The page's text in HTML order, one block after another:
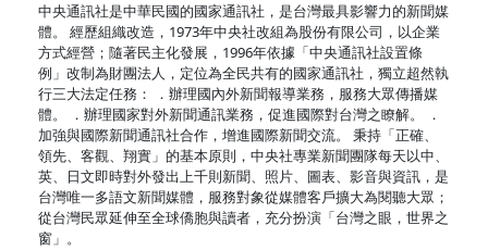
中央通訊社是中華民國的國家通訊社，是台灣最具影響力的新聞媒
體。 經歷組織改造，1973年中央社改組為股份有限公司，以企業
方式經營；隨著民主化發展，1996年依據「中央通訊社設置條
例」改制為財團法人，定位為全民共有的國家通訊社，獨立超然執
行三大法定任務： ．辦理國內外新聞報導業務，服務大眾傳播媒
體。 ．辦理國家對外新聞通訊業務，促進國際對台灣之瞭解。 ．
加強與國際新聞通訊社合作，增進國際新聞交流。 秉持「正確、
領先、客觀、翔實」的基本原則，中央社專業新聞團隊每天以中、
英、日文即時對外發出上千則新聞、照片、圖表、影音與資訊，是
台灣唯一多語文新聞媒體，服務對象從媒體客戶擴大為閱聽大眾；
從台灣民眾延伸至全球僑胞與讀者，充分扮演「台灣之眼，世界之
窗」。